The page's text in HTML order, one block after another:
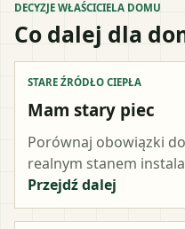
DECYZJE WŁAŚCICIELA DOMU
Co dalej dla
STARE ŹRÓDŁO CIEPŁA
Mam stary piec
Porównaj obowiązki
realnym stanem
Przejdź dalej